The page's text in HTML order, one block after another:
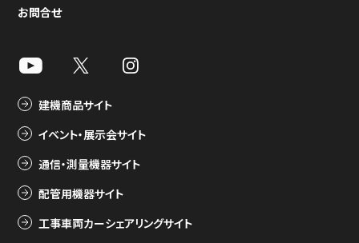
お問合せ
建機商品サイト
イベント・展示会サイト
通信・測量機器サイト
配管用機器サイト
工事車両カーシェアリングサイト